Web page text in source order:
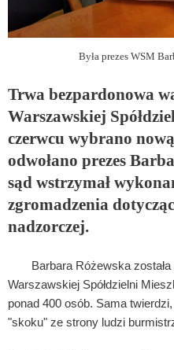
Była prezes WSM
Trwa bezpardonowa
Warszawskiej
czerwcu wybrano
odwołano prezes
sąd wstrzymał
zgromadzenia
nadzorczej.
Barbara Różewska
Warszawskiej Spółdzielni
ponad 400 osób. Sama
"skoku" ze strony ludzi